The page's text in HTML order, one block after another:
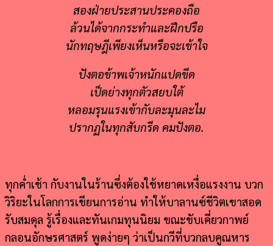
สองฝ่ายประสานประคองถือ
ล้วนได้จากกระทำและฝึกปรือ
นักทฤษฎีเพียงเห็นหรือจะเข้าใจ
ปังตอข้าพเจ้าหนักแปดขีด
เป็ดย่างทุกตัวสยบใต้
หลอมรุนแรงเข้ากับละมุนละไม
ปรากฏในทุกสับกรีด คมปังตอ.
ทุกค่ำเช้า กับงานในร้านซึ่งต้องใช้หยาดเหงื่อแรงงาน บวก
วิริยะในโลกการเขียนการอ่าน ทำให้บาลานซ์ชีวิตเขาสอด
รับสมดุล รู้เรื่องและทันเกมทุนนิยม ขณะขับเคี่ยวกาพย์
กลอนอักษรศาสตร์ พูดง่ายๆ ว่าเป็นกวีที่บวกลบคูณหาร